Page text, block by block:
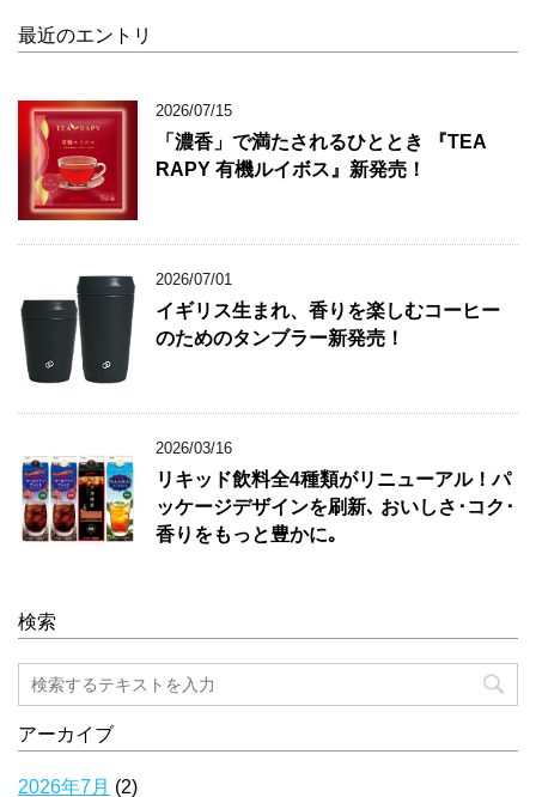
最近のエントリ
2026/07/15
「濃香」で満たされるひととき 『TEA
RAPY 有機ルイボス』新発売！
2026/07/01
イギリス生まれ、香りを楽しむコーヒー
のためのタンブラー新発売！
2026/03/16
リキッド飲料全4種類がリニューアル！パ
ッケージデザインを刷新､ おいしさ･コク･
香りをもっと豊かに｡
検索
アーカイブ
2026年7月 (2)